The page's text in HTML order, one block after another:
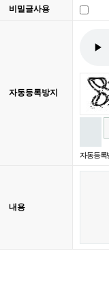
비밀글사용
자동등록방지
자동등록
내용